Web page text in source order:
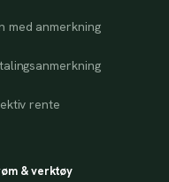
med anmerkning
rente
& verktøy